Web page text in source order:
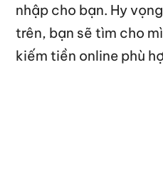
nhập cho bạn. Hy
trên, bạn sẽ tìm cho
kiếm tiền online phù